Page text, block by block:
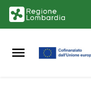
Vai al contenuto
Vai al footer